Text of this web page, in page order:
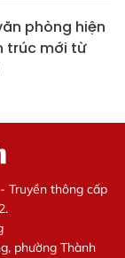
phòng hiện
trúc mới từ
Truyền thông cấp
phường Thành